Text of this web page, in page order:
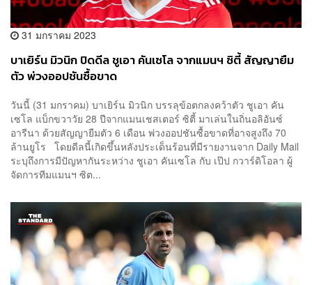
31 มกราคม 2023
บาเยิร์น มิวนิก ปิดดีล ชูเอา คันเซโล จากแมนฯ ซิตี้ สัญญายืม
ตัว พ่วงออปชันซื้อขาด
วันนี้ (31 มกราคม) บาเยิร์น มิวนิก บรรลุข้อตกลงคว้าตัว ชูเอา คัน
เซโล แบ็กขวาวัย 28 ปีจากแมนเชสเตอร์ ซิตี้ มาเล่นในถิ่นอลิอันซ์
อารีนา ด้วยสัญญายืมตัว 6 เดือน พ่วงออปชันซื้อขาดที่อาจสูงถึง 70
ล้านยูโร โดยดีลนี้เกิดขึ้นหลังประเด็นร้อนที่มีรายงานจาก Daily Mail
ระบุถึงการมีปัญหากันระหว่าง ชูเอา คันเซโล กับ เป๊ป กวาร์ดิโอลา ผู้
จัดการทีมแมนฯ ซิต...